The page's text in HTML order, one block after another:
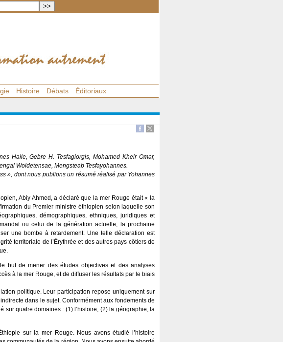
Histoire Débats Éditoriaux
Haile, Gebre H. Tesfagiorgis, Mohamed Kheir Omar,
Woldetensae, Mengsteab Tesfayohannes.
», dont nous publions un résumé réalisé par Yohannes
Abiy Ahmed, a déclaré que la mer Rouge était « la
du Premier ministre éthiopien selon laquelle son
démographiques, ethniques, juridiques et
ou celui de la génération actuelle, la prochaine
une bombe à retardement. Une telle déclaration est
territoriale de l’Érythrée et des autres pays côtiers de
but de mener des études objectives et des analyses
à la mer Rouge, et de diffuser les résultats par le biais
politique. Leur participation repose uniquement sur
dans le sujet. Conformément aux fondements de
sur quatre domaines : (1) l’histoire, (2) la géographie, la
sur la mer Rouge. Nous avons étudié l’histoire